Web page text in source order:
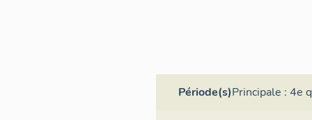
Période(s)Principale : 4e